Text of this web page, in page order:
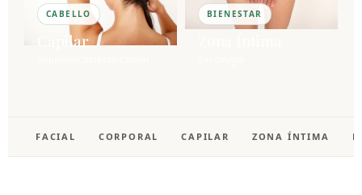
CABELLO
Capilar
BIENESTAR
FACIAL CORPORAL CAPILAR ZONA ÍNTIMA